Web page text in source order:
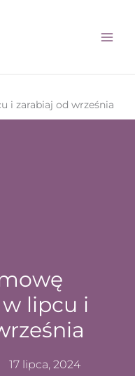
i zarabiaj od września
lipcu i
17 lipca, 2024